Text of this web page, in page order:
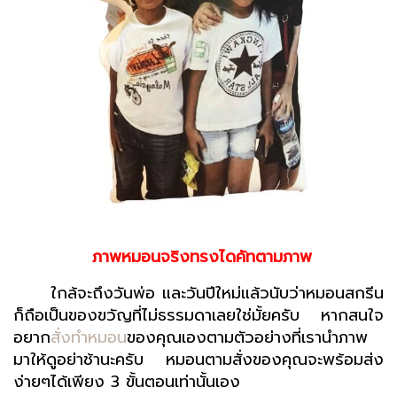
ภาพหมอนจริงทรงไดคัทตามภาพ
ใกล้จะถึงวันพ่อ และวันปีใหม่แล้วนับว่าหมอนสกรีน
ก็ถือเป็นของขวัญที่ไม่ธรรมดาเลยใช่มั้ยครับ หากสนใจ
อยากสั่งทำหมอนของคุณเองตามตัวอย่างที่เรานำภาพ
มาให้ดูอย่าช้านะครับ หมอนตามสั่งของคุณจะพร้อมส่ง
ง่ายๆได้เพียง 3 ขั้นตอนเท่านั้นเอง